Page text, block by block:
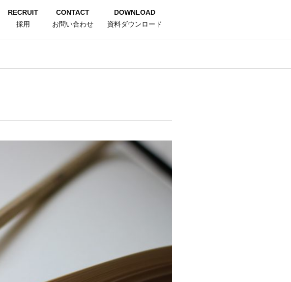
RECRUIT
採用
CONTACT
お問い合わせ
DOWNLOAD
資料ダウンロード